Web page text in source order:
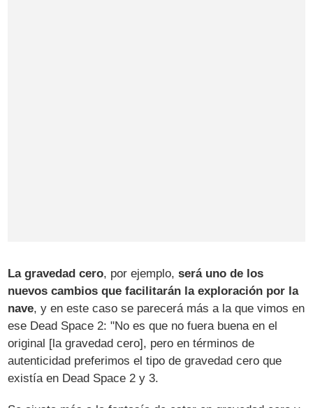
La gravedad cero, por ejemplo,será uno de los
nuevos cambios que facilitarán la exploración por la
nave, y en este caso se parecerá más a la que vimos en
ese Dead Space 2: "No es que no fuera buena en el
original [la gravedad cero], pero en términos de
autenticidad preferimos el tipo de gravedad cero que
existía en Dead Space 2 y 3.